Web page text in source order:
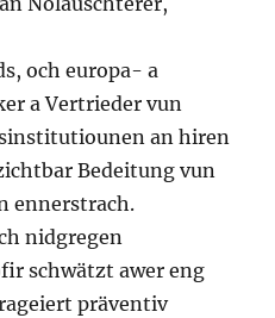
och europa- a
a Vertrieder vun
an hiren
Bedeitung vun
ennerstrach.
nidgregen
schwätzt awer eng
präventiv